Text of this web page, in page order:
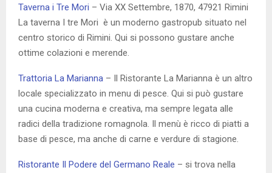
Taverna i Tre Mori – Via XX Settembre, 1870, 47921 Rimini
La taverna I tre Mori è un moderno gastropub situato nel
centro storico di Rimini. Qui si possono gustare anche
ottime colazioni e merende.
Trattoria La Marianna – Il Ristorante La Marianna è un altro
locale specializzato in menu di pesce. Qui si può gustare
una cucina moderna e creativa, ma sempre legata alle
radici della tradizione romagnola. Il menù è ricco di piatti a
base di pesce, ma anche di carne e verdure di stagione.
Ristorante Il Podere del Germano Reale – si trova nella